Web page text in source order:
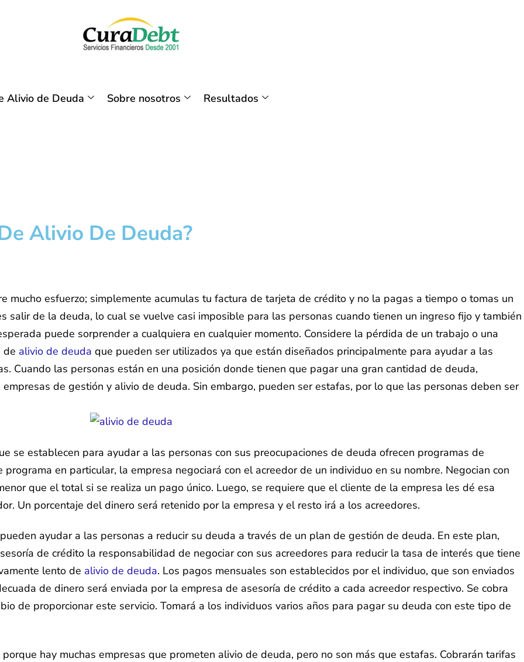
Alivio de Deuda Sobre nosotros Resultados
Alivio De Deuda?
mucho esfuerzo; simplemente acumulas tu factura de tarjeta de crédito y no la pagas a tiempo o tomas un
salir de la deuda, lo cual se vuelve casi imposible para las personas cuando tienen un ingreso fijo y también
puede sorprender a cualquiera en cualquier momento. Considere la pérdida de un trabajo o una
de alivio de deuda que pueden ser utilizados ya que están diseñados principalmente para ayudar a las
Cuando las personas están en una posición donde tienen que pagar una gran cantidad de deuda,
de gestión y alivio de deuda. Sin embargo, pueden ser estafas, por lo que las personas deben ser
se establecen para ayudar a las personas con sus preocupaciones de deuda ofrecen programas de
en particular, la empresa negociará con el acreedor de un individuo en su nombre. Negocian con
que el total si se realiza un pago único. Luego, se requiere que el cliente de la empresa les dé esa
Un porcentaje del dinero será retenido por la empresa y el resto irá a los acreedores.
ayudar a las personas a reducir su deuda a través de un plan de gestión de deuda. En este plan,
de crédito la responsabilidad de negociar con sus acreedores para reducir la tasa de interés que tiene
lento de alivio de deuda. Los pagos mensuales son establecidos por el individuo, que son enviados
de dinero será enviada por la empresa de asesoría de crédito a cada acreedor respectivo. Se cobra
de proporcionar este servicio. Tomará a los individuos varios años para pagar su deuda con este tipo de
hay muchas empresas que prometen alivio de deuda, pero no son más que estafas. Cobrarán tarifas